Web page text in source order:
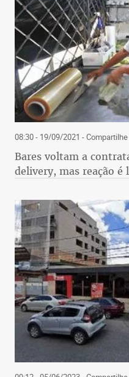
08:30 - 19/09/2021 - Compartilhe
Bares voltam a
delivery, mas reação é